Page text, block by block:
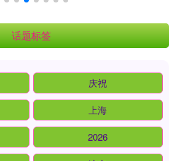
话题标签
庆祝
上海
2026